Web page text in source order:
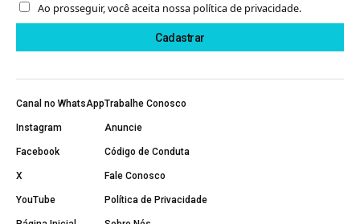
Ao prosseguir, você aceita nossa política de privacidade.
Canal no WhatsApp
Instagram
Facebook
X
YouTube
Trabalhe Conosco
Anuncie
Código de Conduta
Fale Conosco
Política de Privacidade